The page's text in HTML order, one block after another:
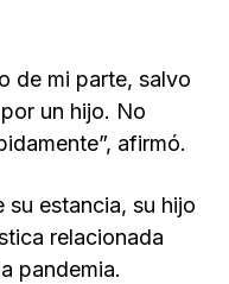
de mi parte, salvo
un hijo. No
afirmó.
su estancia, su hijo
relacionada
pandemia.